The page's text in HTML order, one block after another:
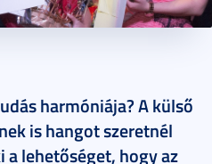
harmóniája? A külső
is hangot szeretnél
a lehetőséget, hogy az